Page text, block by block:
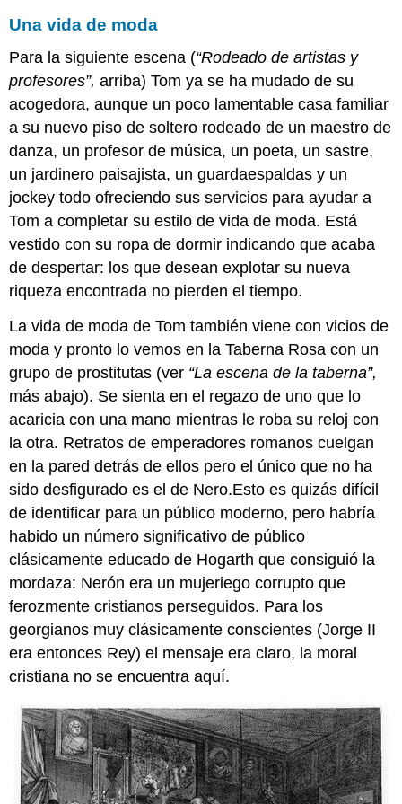
Una vida de moda
Para la siguiente escena (“Rodeado de artistas y
profesores”, arriba) Tom ya se ha mudado de su
acogedora, aunque un poco lamentable casa familiar
a su nuevo piso de soltero rodeado de un maestro de
danza, un profesor de música, un poeta, un sastre,
un jardinero paisajista, un guardaespaldas y un
jockey todo ofreciendo sus servicios para ayudar a
Tom a completar su estilo de vida de moda. Está
vestido con su ropa de dormir indicando que acaba
de despertar: los que desean explotar su nueva
riqueza encontrada no pierden el tiempo.
La vida de moda de Tom también viene con vicios de
moda y pronto lo vemos en la Taberna Rosa con un
grupo de prostitutas (ver “La escena de la taberna”,
más abajo). Se sienta en el regazo de uno que lo
acaricia con una mano mientras le roba su reloj con
la otra. Retratos de emperadores romanos cuelgan
en la pared detrás de ellos pero el único que no ha
sido desfigurado es el de Nero.Esto es quizás difícil
de identificar para un público moderno, pero habría
habido un número significativo de público
clásicamente educado de Hogarth que consiguió la
mordaza: Nerón era un mujeriego corrupto que
ferozmente cristianos perseguidos. Para los
georgianos muy clásicamente conscientes (Jorge II
era entonces Rey) el mensaje era claro, la moral
cristiana no se encuentra aquí.